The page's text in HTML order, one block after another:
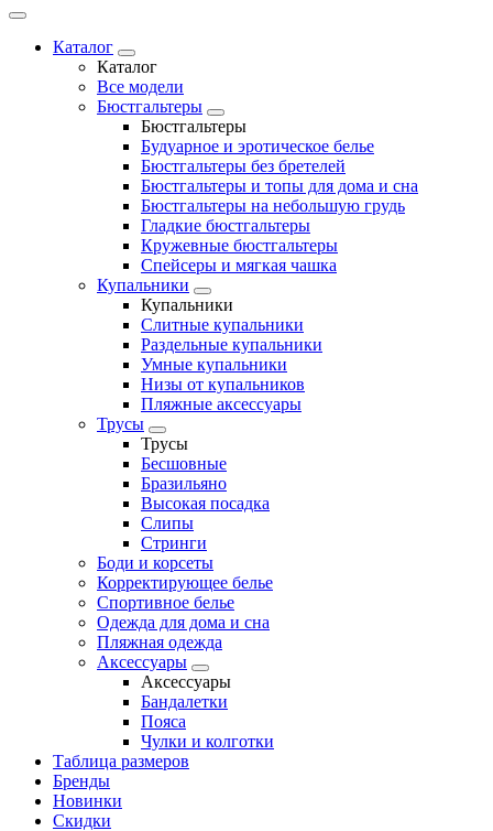
Каталог
Каталог
Все модели
Бюстгальтеры
Бюстгальтеры
Будуарное и эротическое белье
Бюстгальтеры без бретелей
Бюстгальтеры и топы для дома и сна
Бюстгальтеры на небольшую грудь
Гладкие бюстгальтеры
Кружевные бюстгальтеры
Спейсеры и мягкая чашка
Купальники
Купальники
Слитные купальники
Раздельные купальники
Умные купальники
Низы от купальников
Пляжные аксессуары
Трусы
Трусы
Бесшовные
Бразильяно
Высокая посадка
Слипы
Стринги
Боди и корсеты
Корректирующее белье
Спортивное белье
Одежда для дома и сна
Пляжная одежда
Аксессуары
Аксессуары
Бандалетки
Пояса
Чулки и колготки
Таблица размеров
Бренды
Новинки
Скидки